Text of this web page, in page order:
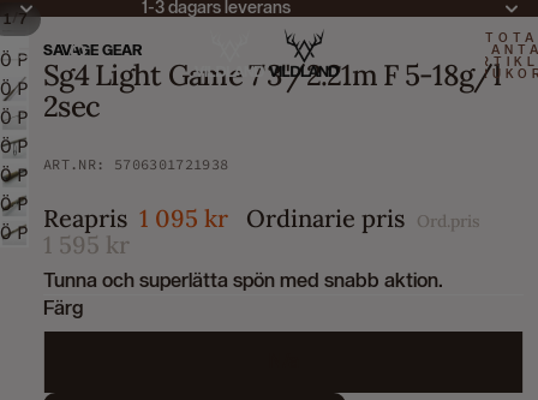
1-3 dagars leverans
1/7
ÖPPNA
BILDEN
I
HELSKÄRM
ÖPPNA
BILDEN
I
HELSKÄRM
ÖPPNA
BILDEN
I
HELSKÄRM
ÖPPNA
BILDEN
I
HELSKÄRM
ÖPPNA
BILDEN
I
HELSKÄRM
ÖPPNA
BILDEN
HELSKÄRM
ÖPPNA
BILDEN
HELSKÄRM
SAVAGE GEAR
Sg4 Light Game 7'3"/2.21m F 5-18g/l
2sec
ART.NR: 5706301721938
Reapris 1 095 kr Ordinarie pris Ord.pris
1 595 kr
Tunna och superlätta spön med snabb aktion.
Färg